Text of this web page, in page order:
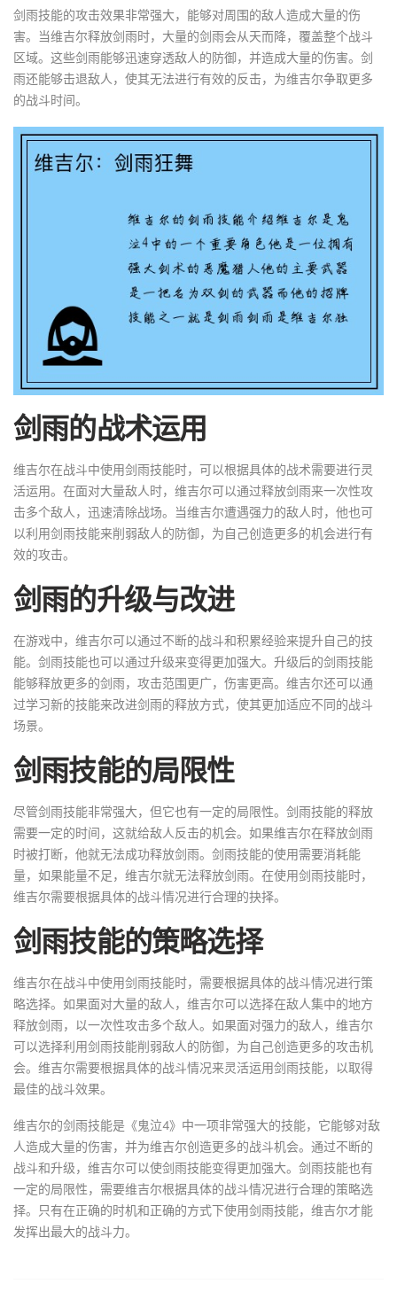
剑雨技能的攻击效果非常强大，能够对周围的敌人造成大量的伤
害。当维吉尔释放剑雨时，大量的剑雨会从天而降，覆盖整个战斗
区域。这些剑雨能够迅速穿透敌人的防御，并造成大量的伤害。剑
雨还能够击退敌人，使其无法进行有效的反击，为维吉尔争取更多
的战斗时间。
剑雨的战术运用
维吉尔在战斗中使用剑雨技能时，可以根据具体的战术需要进行灵
活运用。在面对大量敌人时，维吉尔可以通过释放剑雨来一次性攻
击多个敌人，迅速清除战场。当维吉尔遭遇强力的敌人时，他也可
以利用剑雨技能来削弱敌人的防御，为自己创造更多的机会进行有
效的攻击。
剑雨的升级与改进
在游戏中，维吉尔可以通过不断的战斗和积累经验来提升自己的技
能。剑雨技能也可以通过升级来变得更加强大。升级后的剑雨技能
能够释放更多的剑雨，攻击范围更广，伤害更高。维吉尔还可以通
过学习新的技能来改进剑雨的释放方式，使其更加适应不同的战斗
场景。
剑雨技能的局限性
尽管剑雨技能非常强大，但它也有一定的局限性。剑雨技能的释放
需要一定的时间，这就给敌人反击的机会。如果维吉尔在释放剑雨
时被打断，他就无法成功释放剑雨。剑雨技能的使用需要消耗能
量，如果能量不足，维吉尔就无法释放剑雨。在使用剑雨技能时，
维吉尔需要根据具体的战斗情况进行合理的抉择。
剑雨技能的策略选择
维吉尔在战斗中使用剑雨技能时，需要根据具体的战斗情况进行策
略选择。如果面对大量的敌人，维吉尔可以选择在敌人集中的地方
释放剑雨，以一次性攻击多个敌人。如果面对强力的敌人，维吉尔
可以选择利用剑雨技能削弱敌人的防御，为自己创造更多的攻击机
会。维吉尔需要根据具体的战斗情况来灵活运用剑雨技能，以取得
最佳的战斗效果。
维吉尔的剑雨技能是《鬼泣4》中一项非常强大的技能，它能够对敌
人造成大量的伤害，并为维吉尔创造更多的战斗机会。通过不断的
战斗和升级，维吉尔可以使剑雨技能变得更加强大。剑雨技能也有
一定的局限性，需要维吉尔根据具体的战斗情况进行合理的策略选
择。只有在正确的时机和正确的方式下使用剑雨技能，维吉尔才能
发挥出最大的战斗力。